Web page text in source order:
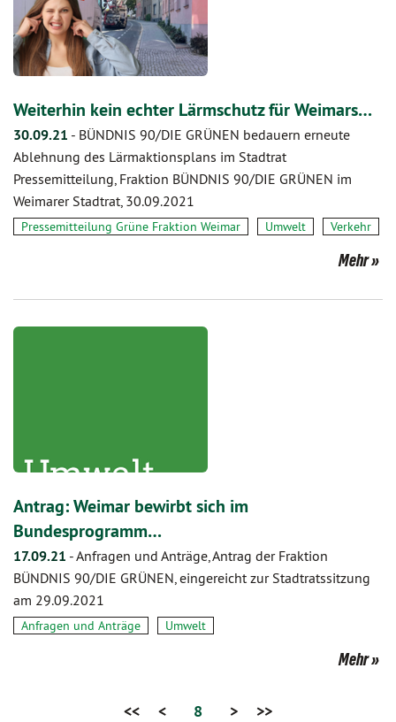
Weiterhin kein echter Lärmschutz für Weimars…
30.09.21 - BÜNDNIS 90/DIE GRÜNEN bedauern erneute
Ablehnung des Lärmaktionsplans im Stadtrat
Pressemitteilung, Fraktion BÜNDNIS 90/DIE GRÜNEN im
Weimarer Stadtrat, 30.09.2021
Pressemitteilung Grüne Fraktion Weimar Umwelt Verkehr
Mehr
Antrag: Weimar bewirbt sich im
Bundesprogramm…
17.09.21 -Anfragen und Anträge, Antrag der Fraktion
BÜNDNIS 90/DIE GRÜNEN, eingereicht zur Stadtratssitzung
am 29.09.2021
Anfragen und Anträge Umwelt
Mehr
<< < 8 > >>